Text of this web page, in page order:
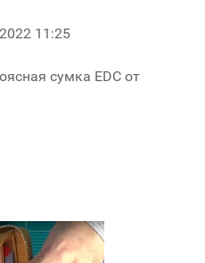
11:25
сумка EDC от